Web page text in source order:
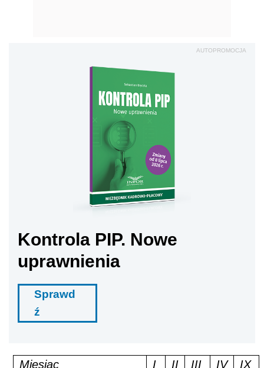
AUTOPROMOCJA
Kontrola PIP. Nowe
uprawnienia
Sprawd
ź
Miesiąc I II III IV
IX